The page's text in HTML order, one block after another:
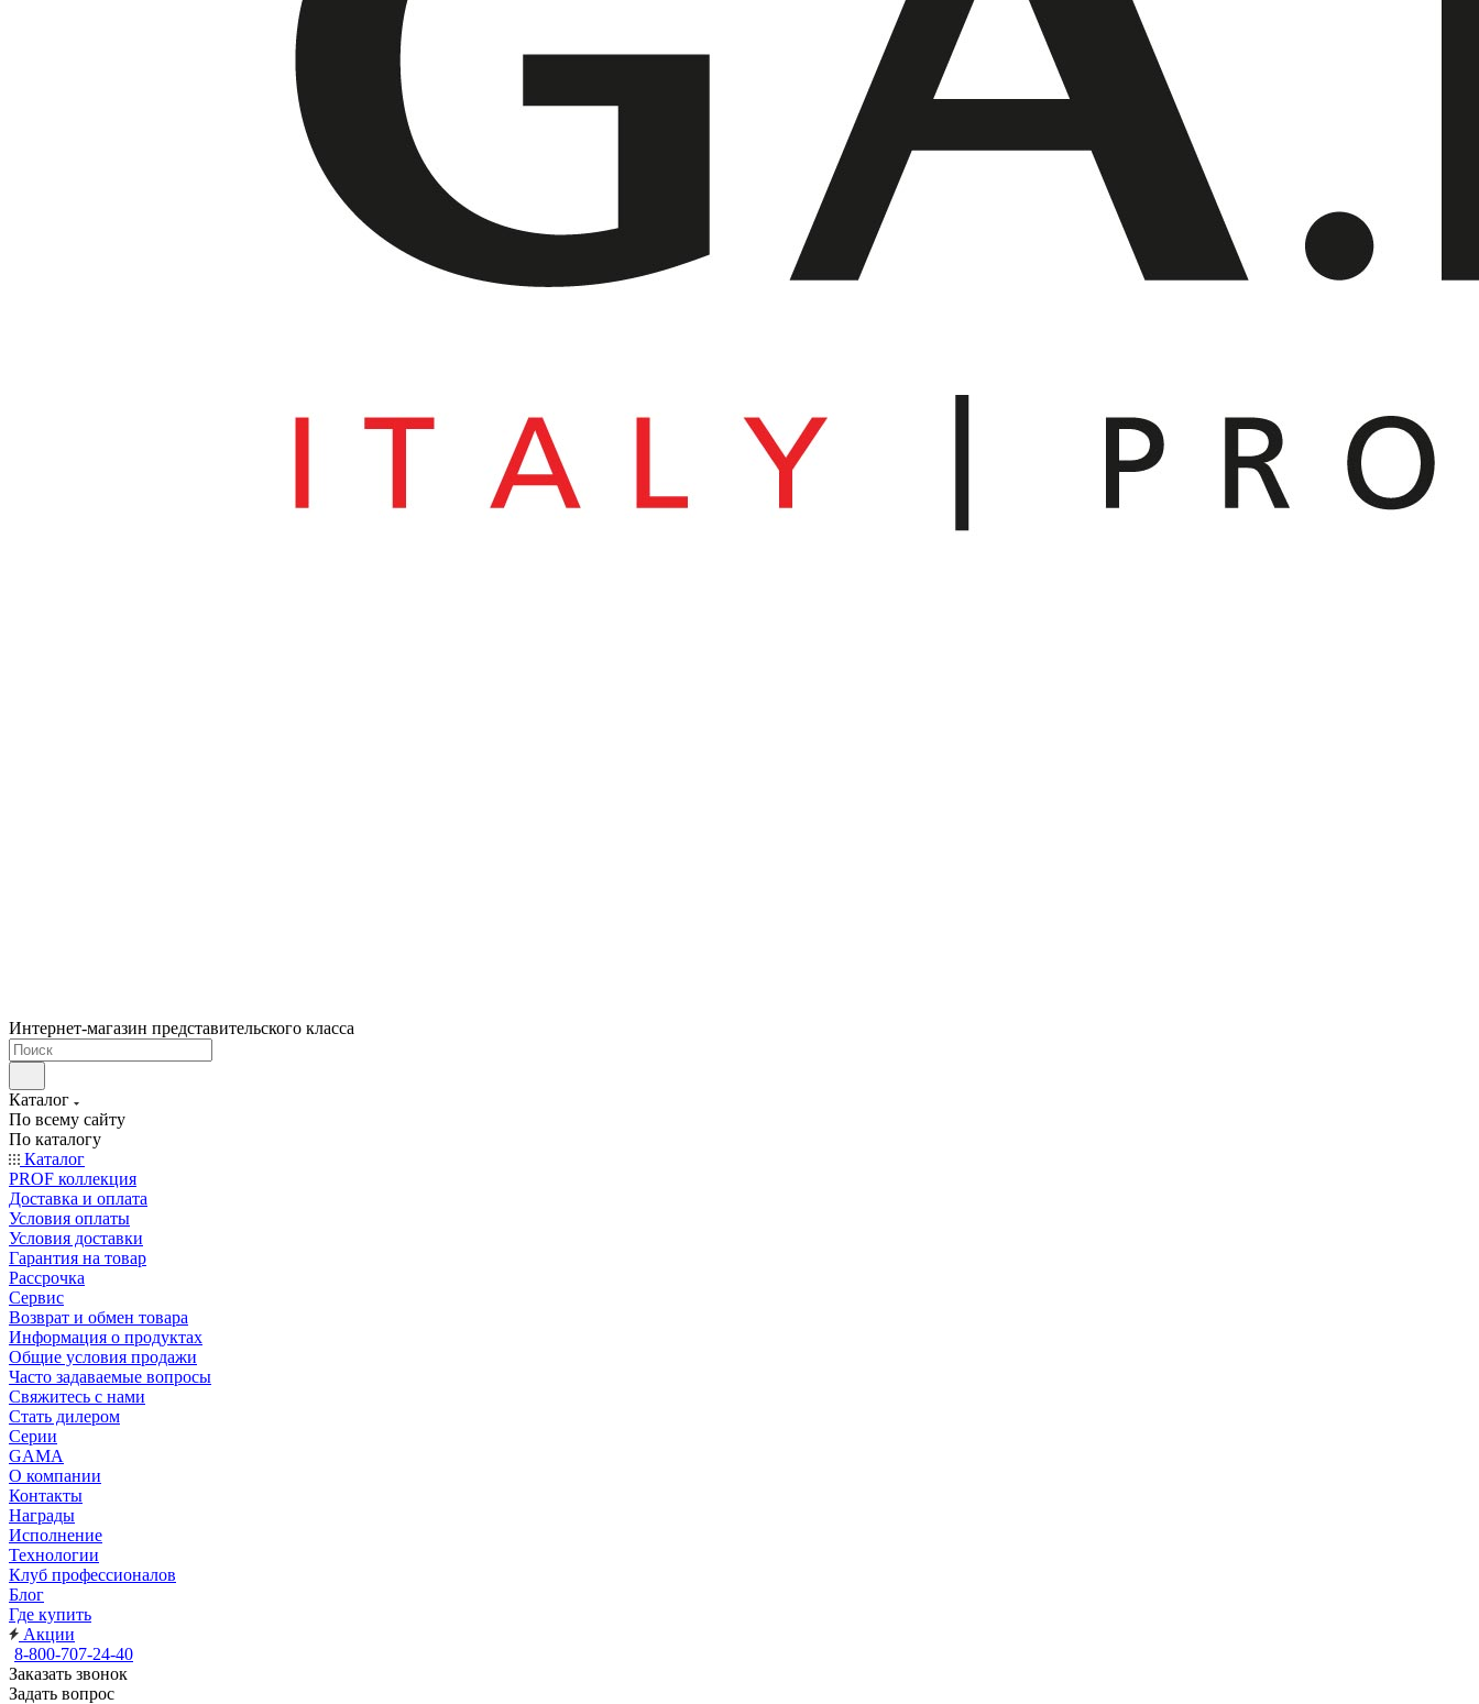
Интернет-магазин представительского класса
Каталог
По всему сайту
По каталогу
Каталог
PROF коллекция
Доставка и оплата
Условия оплаты
Условия доставки
Гарантия на товар
Рассрочка
Сервис
Возврат и обмен товара
Информация о продуктах
Общие условия продажи
Часто задаваемые вопросы
Свяжитесь с нами
Стать дилером
Серии
GAMA
О компании
Контакты
Награды
Исполнение
Технологии
Клуб профессионалов
Блог
Где купить
Акции
8-800-707-24-40
Заказать звонок
Задать вопрос